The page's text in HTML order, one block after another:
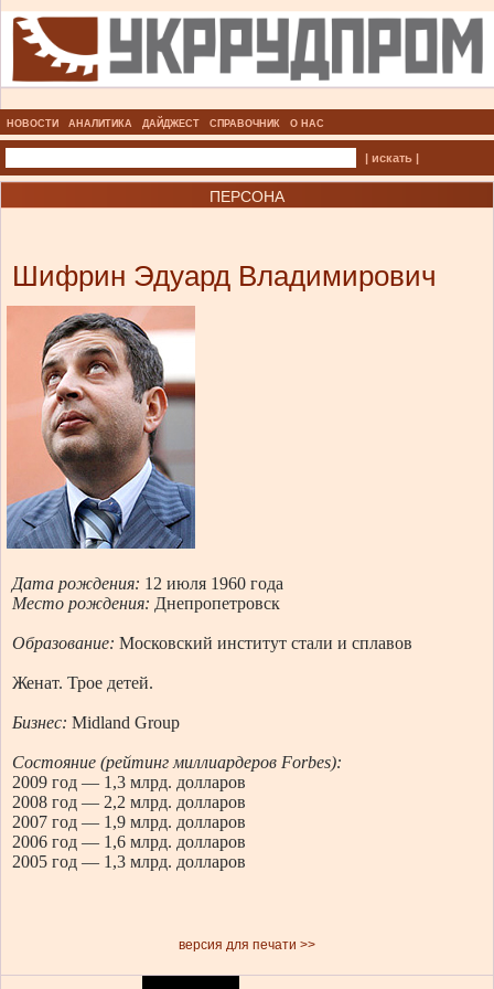
НОВОСТИ АНАЛИТИКА ДАЙДЖЕСТ СПРАВОЧНИК О НАС
| искать |
ПЕРСОНА
Шифрин Эдуард Владимирович
Дата рождения: 12 июля 1960 года
Место рождения: Днепропетровск
Образование: Московский институт стали и сплавов
Женат. Трое детей.
Бизнес: Midland Group
Состояние (рейтинг миллиардеров Forbes):
2009 год — 1,3 млрд. долларов
2008 год — 2,2 млрд. долларов
2007 год — 1,9 млрд. долларов
2006 год — 1,6 млрд. долларов
2005 год — 1,3 млрд. долларов
версия для печати >>